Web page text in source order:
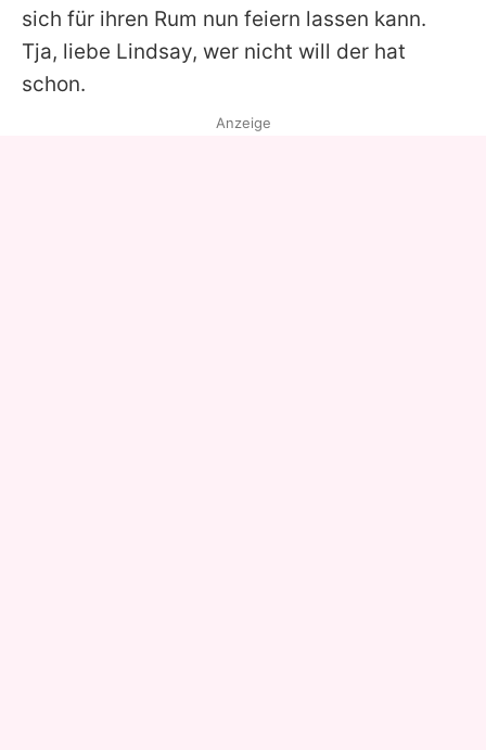
sich für ihren Rum nun feiern lassen kann.
Tja, liebe Lindsay, wer nicht will der hat
schon.
Anzeige